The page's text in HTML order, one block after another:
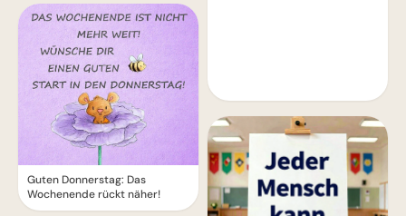
Guten Donnerstag: Das
Wochenende rückt näher!